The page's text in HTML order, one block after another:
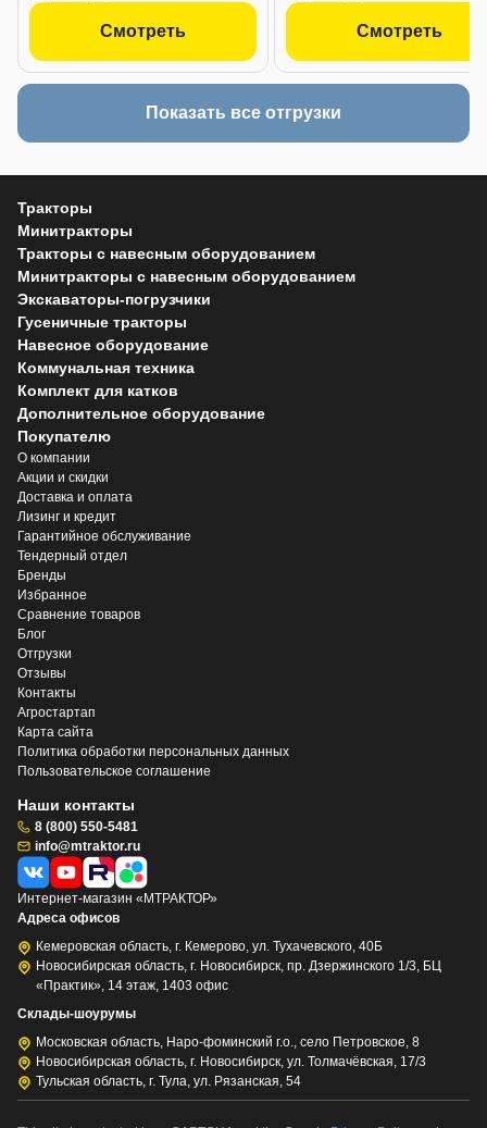
Смотреть Смотреть
Показать все отгрузки
Тракторы
Минитракторы
Тракторы с навесным оборудованием
Минитракторы с навесным оборудованием
Экскаваторы-погрузчики
Гусеничные тракторы
Навесное оборудование
Коммунальная техника
Комплект для катков
Дополнительное оборудование
Покупателю
О компании
Акции и скидки
Доставка и оплата
Лизинг и кредит
Гарантийное обслуживание
Тендерный отдел
Бренды
Избранное
Сравнение товаров
Блог
Отгрузки
Отзывы
Контакты
Агростартап
Карта сайта
Политика обработки персональных данных
Пользовательское соглашение
Наши контакты
8 (800) 550-5481
info@mtraktor.ru
Интернет-магазин «МТРАКТОР»
Адреса офисов
Кемеровская область, г. Кемерово, ул. Тухачевского, 40Б
Новосибирская область, г. Новосибирск, пр. Дзержинского 1/3, БЦ
«Практик», 14 этаж, 1403 офис
Склады-шоурумы
Московская область, Наро-фоминский г.о., село Петровское, 8
Новосибирская область, г. Новосибирск, ул. Толмачёвская, 17/3
Тульская область, г. Тула, ул. Рязанская, 54